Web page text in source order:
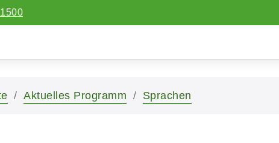
Aktuelles Programm Sprachen